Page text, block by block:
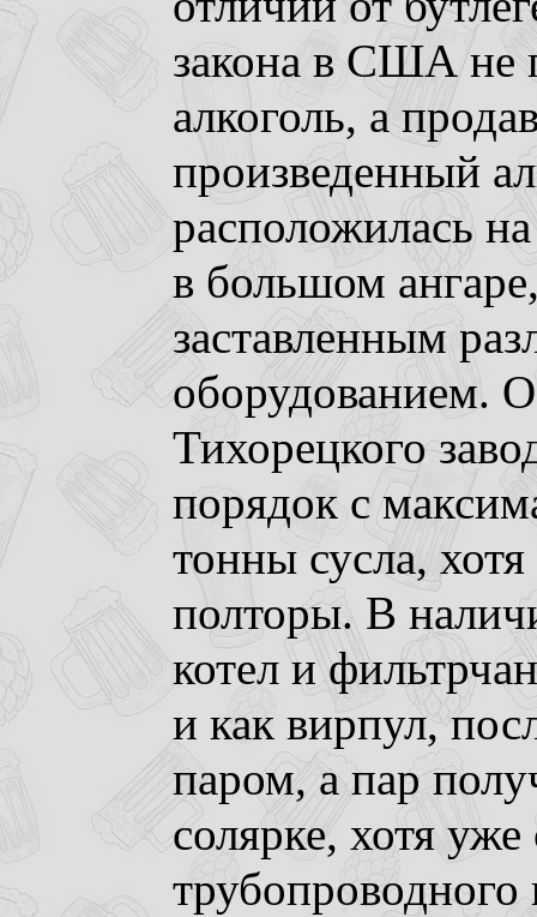
закона в США не
алкоголь, а
произведенный
расположилась
в большом
заставленным
оборудованием.
Тихорецкого
порядок с
тонны сусла,
полторы. В
котел и
и как вирпул,
паром, а пар
солярке, хотя
трубопроводного